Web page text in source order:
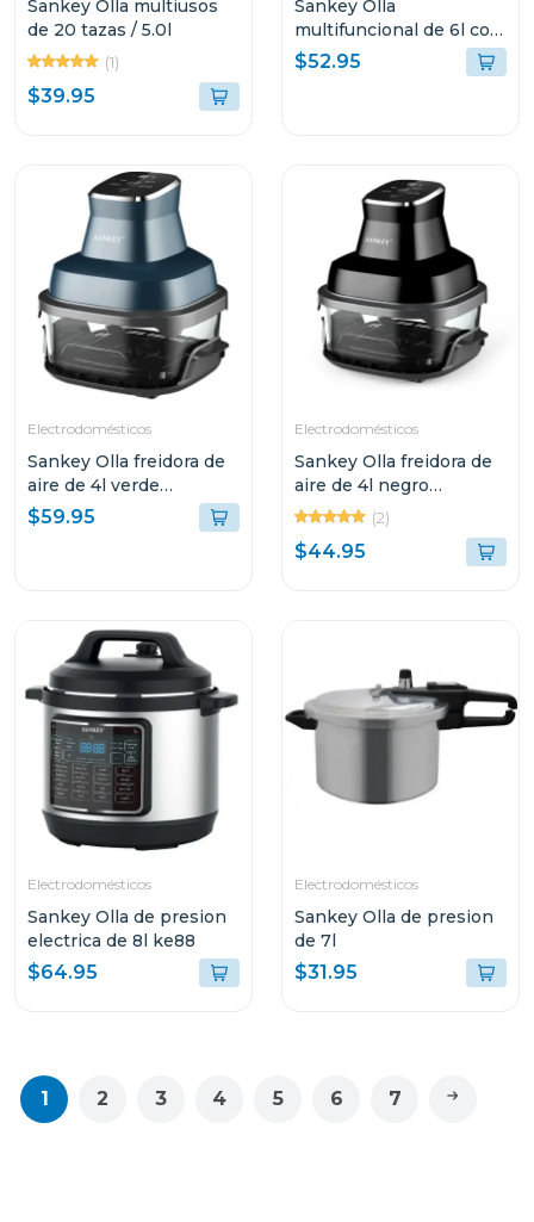
Sankey Olla multiusos
de 20 tazas / 5.0l
(1)
$39.95
Sankey Olla
multifuncional de 6l con
15 funciones para
cocinar ke65d
$52.95
Electrodomésticos
Sankey Olla freidora de
aire de 4l verde
frw4058gg
$59.95
Electrodomésticos
Sankey Olla freidora de
aire de 4l negro
frw4057gb
(2)
$44.95
Electrodomésticos
Sankey Olla de presion
electrica de 8l ke88
$64.95
Electrodomésticos
Sankey Olla de presion
de 7l
$31.95
1 2 3 4 5 6 7